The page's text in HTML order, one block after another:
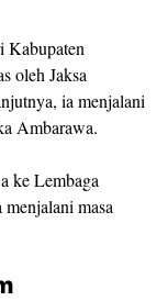
Kabupaten
oleh Jaksa
ia menjalani
Ambarawa.
ke Lembaga
masa